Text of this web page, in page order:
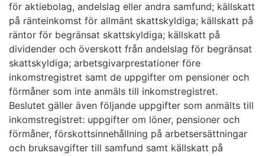
för aktiebolag, andelslag eller andra samfund; källskatt
på ränteinkomst för allmänt skattskyldiga; källskatt på
räntor för begränsat skattskyldiga; källskatt på
dividender och överskott från andelslag för begränsat
skattskyldiga; arbetsgivarprestationer före
inkomstregistret samt de uppgifter om pensioner och
förmåner som inte anmäls till inkomstregistret.
Beslutet gäller även följande uppgifter som anmälts till
inkomstregistret: uppgifter om löner, pensioner och
förmåner, förskottsinnehållning på arbetsersättningar
och bruksavgifter till samfund samt källskatt på